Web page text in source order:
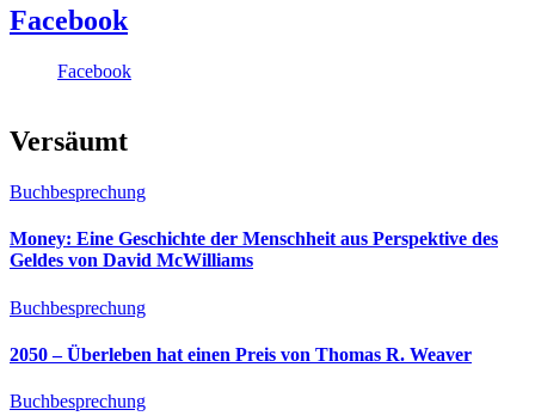
Facebook
Facebook
Versäumt
Buchbesprechung
Money: Eine Geschichte der Menschheit aus Perspektive des
Geldes von David McWilliams
Buchbesprechung
2050 – Überleben hat einen Preis von Thomas R. Weaver
Buchbesprechung